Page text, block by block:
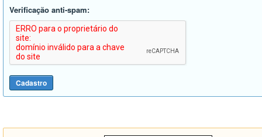
Verificação anti-spam: